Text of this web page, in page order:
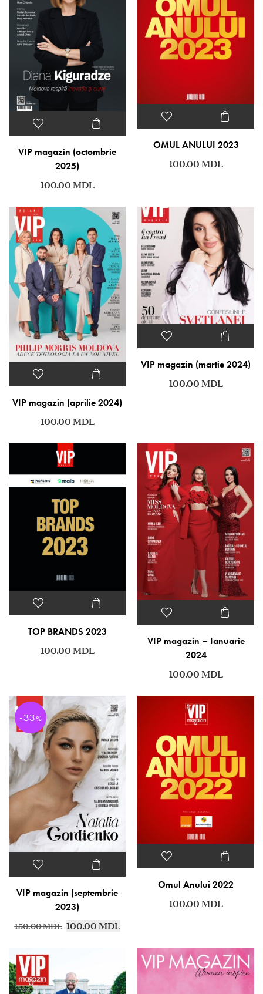
VIP magazin (octombrie
2025)
100.00 MDL
OMUL ANULUI 2023
100.00 MDL
VIP magazin (aprilie 2024)
100.00 MDL
VIP magazin (martie 2024)
100.00 MDL
TOP BRANDS 2023
100.00 MDL
VIP magazin – Ianuarie
2024
100.00 MDL
-33%
VIP magazin (septembrie
2023)
150.00MDL 100.00 MDL
Omul Anului 2022
100.00 MDL